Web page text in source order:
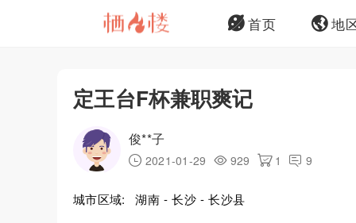
首页 地
定王台F杯兼职爽记
俊**子
2021-01-29 929 1 9
城市区域: 湖南 - 长沙 - 长沙县